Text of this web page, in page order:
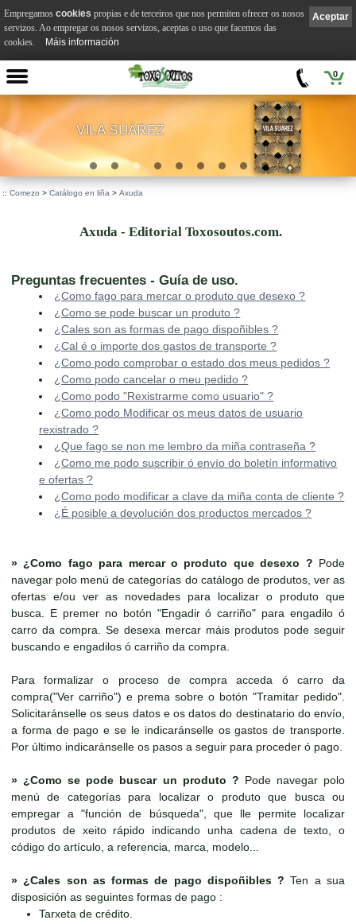
0
VILA SUÁREZ
:: Comezo > Catálogo en liña > Axuda
Axuda - Editorial Toxosoutos.com.
Preguntas frecuentes - Guía de uso.
¿Como fago para mercar o produto que desexo ?
¿Como se pode buscar un produto ?
¿Cales son as formas de pago dispoñibles ?
¿Cal é o importe dos gastos de transporte ?
¿Como podo comprobar o estado dos meus pedidos ?
¿Como podo cancelar o meu pedido ?
¿Como podo "Rexistrarme como usuario" ?
¿Como podo Modificar os meus datos de usuario
rexistrado ?
¿Que fago se non me lembro da miña contraseña ?
¿Como me podo suscribir ó envío do boletín informativo
e ofertas ?
¿Como podo modificar a clave da miña conta de cliente ?
¿É posible a devolución dos productos mercados ?
» ¿Como fago para mercar o produto que desexo ? Pode
navegar polo menú de categorías do catálogo de produtos, ver as
ofertas e/ou ver as novedades para localizar o produto que
busca. E premer no botón "Engadir ó carriño" para engadilo ó
carro da compra. Se desexa mercar máis produtos pode seguir
buscando e engadilos ó carriño da compra.
Para formalizar o proceso de compra acceda ó carro da
compra("Ver carriño") e prema sobre o botón "Tramitar pedido".
Solicitaránselle os seus datos e os datos do destinatario do envío,
a forma de pago e se le indicaránselle os gastos de transporte.
Por último indicaránselle os pasos a seguir para proceder ó pago.
» ¿Como se pode buscar un produto ? Pode navegar polo
menú de categorías para localizar o produto que busca ou
empregar a "función de búsqueda", que lle permite localizar
produtos de xeito rápido indicando unha cadena de texto, o
código do artículo, a referencia, marca, modelo...
» ¿Cales son as formas de pago dispoñibles ? Ten a sua
disposición as seguintes formas de pago :
Tarxeta de crédito.
Aceptar
Empregamos cookies propias e de terceiros que nos permiten ofrecer os nosos
servizos. Ao empregar os nosos servizos, aceptas o uso que facemos das
cookies.
Máis información